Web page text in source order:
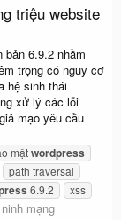
triệu website
6.9.2 nhằm
trọng có nguy cơ
hệ sinh thái
xử lý các lỗi
mạo yêu cầu
mậtwordpress
path traversal
6.9.2
xss
mạng